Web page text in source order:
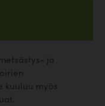
ja
kuuluu myös